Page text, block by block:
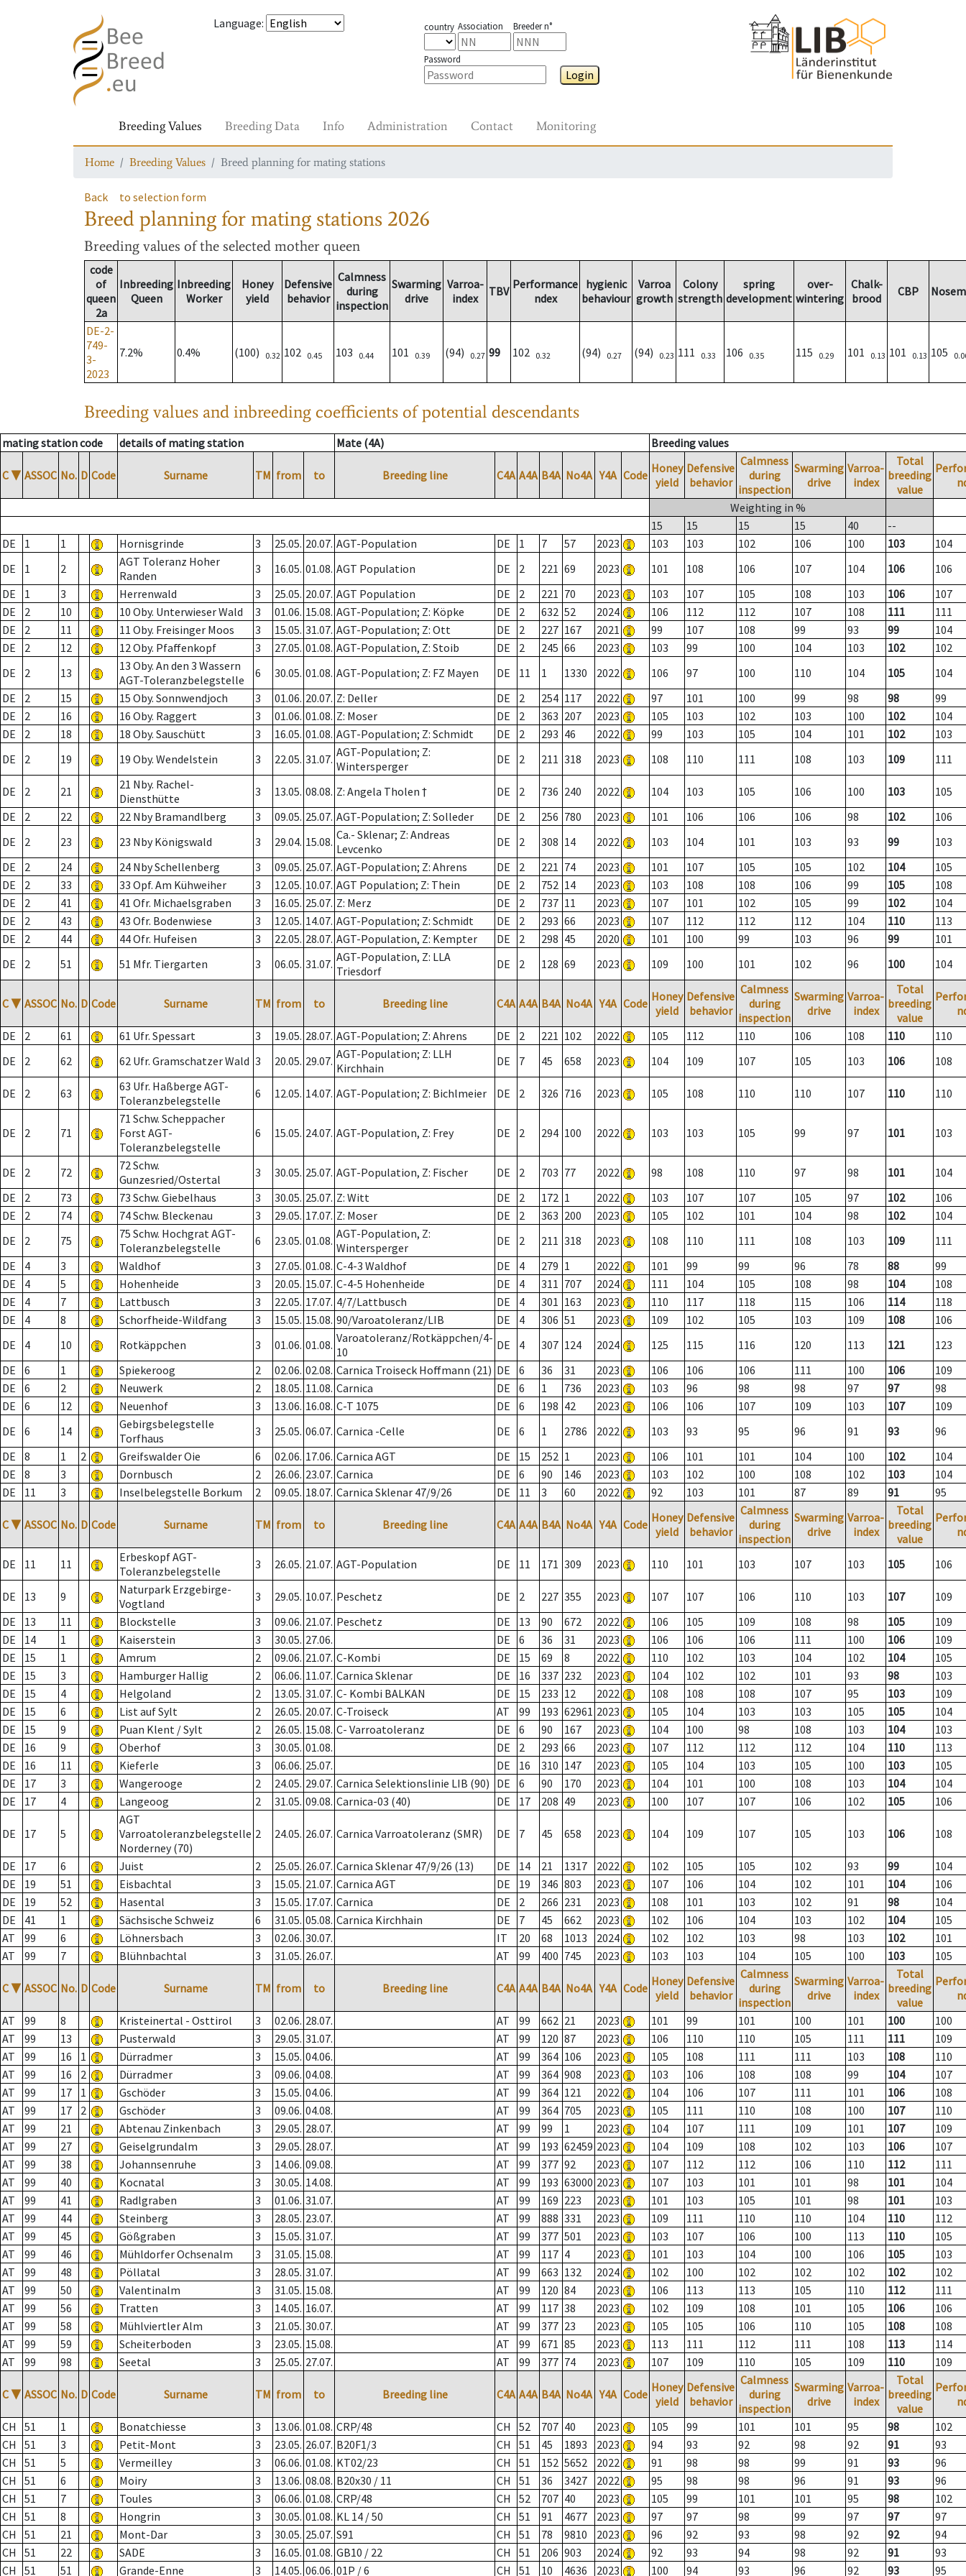
Language: country Association Breeder n°
Password
Login
Breeding Values Breeding Data Info Administration Contact Monitoring
Home Breeding Values Breed planning for mating stations
Back to selection form
Breed planning for mating stations 2026
Breeding values of the selected mother queen
code
of
queen
2a
Inbreeding
Queen
Inbreeding
Worker
Honey
yield
Defensive
behavior
Calmness
during
inspection
Swarming
drive
Varroa-
index
TBV Performance
ndex
hygienic
behaviour
Varroa
growth
Colony
strength
spring
development
over-
wintering
Chalk-
brood
CBP
DE-2-
749-
3-
2023
7.2% 0.4% (100) 0.32 102 0.45 103 0.44 101 0.39 (94) 0.27 99 102 0.32 (94) 0.27 (94) 0.23 111 0.33 106 0.35 115 0.29 101 0.13 101 0.13 105
Breeding values and inbreeding coefficients of potential descendants
mating station code details of mating station Mate (4A) Breeding values
C ▼ ASSOC No. D Code Surname TM from to Breeding line C4A A4A B4A No4A Y4A Code Honey
yield
Defensive
behavior
Calmness
during
inspection
Swarming
drive
Varroa-
index
Total
breeding
value
Weighting in %
15
15 15 15 40
--
DE
1 1 Hornisgrinde 3 25.05. 20.07. AGT-Population DE 1 7 57 2023 103 103 102 106 100 103
104
DE
1 2
AGT Toleranz Hoher
Randen
3 16.05. 01.08. AGT Population DE 2 221 69 2023 101 108 106 107 104 106
106
DE
1 3 Herrenwald 3 25.05. 20.07. AGT Population DE 2 221 70 2023 103 107 105 108 103 106
107
DE
2 10 10 Oby. Unterwieser Wald 3 01.06. 15.08. AGT-Population; Z: Köpke DE 2 632 52 2024 106 112 112 107 108 111
111
DE
2 11 11 Oby. Freisinger Moos 3 15.05. 31.07. AGT-Population; Z: Ott DE 2 227 167 2021 99 107 108 99 93 99
104
DE
2 12 12 Oby. Pfaffenkopf 3 27.05. 01.08. AGT-Population, Z: Stoib DE 2 245 66 2023 103 99 100 104 103 102
102
DE
2 13
13 Oby. An den 3 Wassern
AGT-Toleranzbelegstelle
6 30.05. 01.08. AGT-Population; Z: FZ Mayen DE 11 1 1330 2022 106 97 100 110 104 105
104
DE
2 15 15 Oby. Sonnwendjoch 3 01.06. 20.07. Z: Deller DE 2 254 117 2022 97 101 100 99 98 98
99
DE
2 16 16 Oby. Raggert 3 01.06. 01.08. Z: Moser DE 2 363 207 2023 105 103 102 103 100 102
104
DE
2 18 18 Oby. Sauschütt 3 16.05. 01.08. AGT-Population; Z: Schmidt DE 2 293 46 2022 99 103 105 104 101 102
103
DE
2 19 19 Oby. Wendelstein 3 22.05. 31.07. AGT-Population; Z:
Wintersperger
DE 2 211 318 2023 108 110 111 108 103 109 111
DE 2 21
21 Nby. Rachel-
Diensthütte
3 13.05. 08.08. Z: Angela Tholen † DE 2 736 240 2022 104 103 105 106 100 103
105
DE
2 22 22 Nby Bramandlberg 3 09.05. 25.07. AGT-Population; Z: Solleder DE 2 256 780 2023 101 106 106 106 98 102
106
DE
2 23 23 Nby Königswald 3 29.04. 15.08. Ca.- Sklenar; Z: Andreas
Levcenko
DE 2 308 14 2022 103 104 101 103 93 99
103
DE
2 24 24 Nby Schellenberg 3 09.05. 25.07. AGT-Population; Z: Ahrens DE 2 221 74 2023 101 107 105 105 102 104
105
DE
2 33 33 Opf. Am Kühweiher 3 12.05. 10.07. AGT Population; Z: Thein DE 2 752 14 2023 103 108 108 106 99 105
108
DE
2 41 41 Ofr. Michaelsgraben 3 16.05. 25.07. Z: Merz DE 2 737 11 2023 107 101 102 105 99 102
104
DE
2 43 43 Ofr. Bodenwiese 3 12.05. 14.07. AGT-Population; Z: Schmidt DE 2 293 66 2023 107 112 112 112 104 110
113
DE
2 44 44 Ofr. Hufeisen 3 22.05. 28.07. AGT-Population, Z: Kempter DE 2 298 45 2020 101 100 99 103 96 99
101
DE
2 51 51 Mfr. Tiergarten 3 06.05. 31.07. AGT-Population, Z: LLA
Triesdorf
DE 2 128 69 2023 109 100 101 102 96 100 104
C ▼ ASSOC No. D Code Surname TM from to Breeding line C4A A4A B4A No4A Y4A Code Honey
yield
Defensive
behavior
Calmness
during
inspection
Swarming
drive
Varroa-
index
Total
breeding
value
DE
2 61 61 Ufr. Spessart 3 19.05. 28.07. AGT-Population; Z: Ahrens DE 2 221 102 2022 105 112 110 106 108 110
110
DE
2 62 62 Ufr. Gramschatzer Wald 3 20.05. 29.07. AGT-Population; Z: LLH
Kirchhain
DE 7 45 658 2023 104 109 107 105 103 106 108
DE 2 63
63 Ufr. Haßberge AGT-
Toleranzbelegstelle
6 12.05. 14.07. AGT-Population; Z: Bichlmeier DE 2 326 716 2023 105 108 110 110 107 110 110
DE 2 71
71 Schw. Scheppacher
Forst AGT-
Toleranzbelegstelle
6 15.05. 24.07. AGT-Population, Z: Frey DE 2 294 100 2022 103 103 105 99 97 101 103
DE 2 72
72 Schw.
Gunzesried/Ostertal
3 30.05. 25.07. AGT-Population, Z: Fischer DE 2 703 77 2022 98 108 110 97 98 101
104
DE
2 73 73 Schw. Giebelhaus 3 30.05. 25.07. Z: Witt DE 2 172 1 2022 103 107 107 105 97 102
106
DE
2 74 74 Schw. Bleckenau 3 29.05. 17.07. Z: Moser DE 2 363 200 2023 105 102 101 104 98 102
104
DE
2 75
75 Schw. Hochgrat AGT-
Toleranzbelegstelle
6 23.05. 01.08. AGT-Population, Z:
Wintersperger
DE 2 211 318 2023 108 110 111 108 103 109
111
DE
4 3 Waldhof 3 27.05. 01.08. C-4-3 Waldhof DE 4 279 1 2022 101 99 99 96 78 88
99
DE
4 5 Hohenheide 3 20.05. 15.07. C-4-5 Hohenheide DE 4 311 707 2024 111 104 105 108 98 104
108
DE
4 7 Lattbusch 3 22.05. 17.07. 4/7/Lattbusch DE 4 301 163 2023 110 117 118 115 106 114
118
DE
4 8 Schorfheide-Wildfang 3 15.05. 15.08. 90/Varoatoleranz/LIB DE 4 306 51 2023 109 102 105 103 109 108
106
DE
4 10 Rotkäppchen 3 01.06. 01.08. Varoatoleranz/Rotkäppchen/4-
10
DE 4 307 124 2024 125 115 116 120 113 121
123
DE
6 1 Spiekeroog 2 02.06. 02.08. Carnica Troiseck Hoffmann (21) DE 6 36 31 2023 106 106 106 111 100 106
109
DE
6 2 Neuwerk 2 18.05. 11.08. Carnica DE 6 1 736 2023 103 96 98 98 97 97
98
DE
6 12 Neuenhof 3 13.06. 16.08. C-T 1075 DE 6 198 42 2023 106 106 107 109 103 107
109
DE
6 14
Gebirgsbelegstelle
Torfhaus
3 25.05. 06.07. Carnica -Celle DE 6 1 2786 2022 103 93 95 96 91 93
96
DE
8 1 2 Greifswalder Oie 6 02.06. 17.06. Carnica AGT DE 15 252 1 2023 106 101 101 104 100 102
104
DE
8 3 Dornbusch 2 26.06. 23.07. Carnica DE 6 90 146 2023 103 102 100 108 102 103
104
DE
11 3 Inselbelegstelle Borkum 2 09.05. 18.07. Carnica Sklenar 47/9/26 DE 11 3 60 2022 92 103 101 87 89 91 95
C ▼ ASSOC No. D Code Surname TM from to Breeding line C4A A4A B4A No4A Y4A Code Honey
yield
Defensive
behavior
Calmness
during
inspection
Swarming
drive
Varroa-
index
Total
breeding
value
DE 11 11
Erbeskopf AGT-
Toleranzbelegstelle
3 26.05. 21.07. AGT-Population DE 11 171 309 2023 110 101 103 107 103 105 106
DE 13 9
Naturpark Erzgebirge-
Vogtland
3 29.05. 10.07. Peschetz DE 2 227 355 2023 107 107 106 110 103 107
109
DE
13 11 Blockstelle 3 09.06. 21.07. Peschetz DE 13 90 672 2022 106 105 109 108 98 105
109
DE
14 1 Kaiserstein 3 30.05. 27.06. DE 6 36 31 2023 106 106 106 111 100 106
109
DE
15 1 Amrum 2 09.06. 21.07. C-Kombi DE 15 69 8 2022 110 102 103 104 102 104
105
DE
15 3 Hamburger Hallig 2 06.06. 11.07. Carnica Sklenar DE 16 337 232 2023 104 102 102 101 93 98
103
DE
15 4 Helgoland 2 13.05. 31.07. C- Kombi BALKAN DE 15 233 12 2022 108 108 108 107 95 103
109
DE
15 6 List auf Sylt 2 26.05. 20.07. C-Troiseck AT 99 193 62961 2023 105 104 103 103 105 105
104
DE
15 9 Puan Klent / Sylt 2 26.05. 15.08. C- Varroatoleranz DE 6 90 167 2023 104 100 98 108 103 104
103
DE
16 9 Oberhof 3 30.05. 01.08. DE 2 293 66 2023 107 112 112 112 104 110
113
DE
16 11 Kieferle 3 06.06. 25.07. DE 16 310 147 2023 105 104 103 105 100 103
105
DE
17 3 Wangerooge 2 24.05. 29.07. Carnica Selektionslinie LIB (90) DE 6 90 170 2023 104 101 100 108 103 104
104
DE
17 4 Langeoog 2 31.05. 09.08. Carnica-03 (40) DE 17 208 49 2023 100 107 107 106 102 105 106
DE 17 5
AGT
Varroatoleranzbelegstelle
Norderney (70)
2 24.05. 26.07. Carnica Varroatoleranz (SMR) DE 7 45 658 2023 104 109 107 105 103 106 108
DE 17 6 Juist 2 25.05. 26.07. Carnica Sklenar 47/9/26 (13) DE 14 21 1317 2022 102 105 105 102 93 99
104
DE
19 51 Eisbachtal 3 15.05. 21.07. Carnica AGT DE 19 346 803 2023 107 106 104 102 101 104
106
DE
19 52 Hasental 3 15.05. 17.07. Carnica DE 2 266 231 2023 108 101 103 102 91 98
104
DE
41 1 Sächsische Schweiz 6 31.05. 05.08. Carnica Kirchhain DE 7 45 662 2023 102 106 104 103 102 104
105
AT
99 6 Löhnersbach 3 02.06. 30.07. IT 20 68 1013 2024 102 102 103 98 103 102
101
AT
99 7 Blühnbachtal 3 31.05. 26.07. AT 99 400 745 2023 103 103 104 105 100 103 105
C ▼ ASSOC No. D Code Surname TM from to Breeding line C4A A4A B4A No4A Y4A Code Honey
yield
Defensive
behavior
Calmness
during
inspection
Swarming
drive
Varroa-
index
Total
breeding
value
AT
99 8 Kristeinertal - Osttirol 3 02.06. 28.07. AT 99 662 21 2023 101 99 101 100 101 100
100
AT
99 13 Pusterwald 3 29.05. 31.07. AT 99 120 87 2023 106 110 110 105 111 111
109
AT
99 16 1 Dürradmer 3 15.05. 04.06. AT 99 364 106 2023 105 108 111 111 103 108
110
AT
99 16 2 Dürradmer 3 09.06. 04.08. AT 99 364 908 2023 103 106 108 108 99 104
107
AT
99 17 1 Gschöder 3 15.05. 04.06. AT 99 364 121 2022 104 106 107 111 101 106
108
AT
99 17 2 Gschöder 3 09.06. 04.08. AT 99 364 705 2023 105 111 110 108 100 107
110
AT
99 21 Abtenau Zinkenbach 3 29.05. 28.07. AT 99 99 1 2023 104 107 111 109 101 107
109
AT
99 27 Geiselgrundalm 3 29.05. 28.07. AT 99 193 62459 2023 104 109 108 102 103 106
107
AT
99 38 Johannsenruhe 3 14.06. 09.08. AT 99 377 92 2023 107 112 112 106 110 112
111
AT
99 40 Kocnatal 3 30.05. 14.08. AT 99 193 63000 2023 107 103 101 101 98 101
104
AT
99 41 Radlgraben 3 01.06. 31.07. AT 99 169 223 2023 101 103 105 101 98 101
103
AT
99 44 Steinberg 3 28.05. 23.07. AT 99 888 331 2023 109 111 110 110 104 110
112
AT
99 45 Gößgraben 3 15.05. 31.07. AT 99 377 501 2023 103 107 106 100 113 110
105
AT
99 46 Mühldorfer Ochsenalm 3 31.05. 15.08. AT 99 117 4 2023 101 103 104 100 106 105
103
AT
99 48 Pöllatal 3 28.05. 31.07. AT 99 663 132 2024 102 100 102 102 102 102
102
AT
99 50 Valentinalm 3 31.05. 15.08. AT 99 120 84 2023 106 113 113 105 110 112
111
AT
99 56 Tratten 3 14.05. 16.07. AT 99 117 38 2023 102 109 108 101 105 106
106
AT
99 58 Mühlviertler Alm 3 21.05. 30.07. AT 99 377 23 2023 105 105 106 110 105 108
108
AT
99 59 Scheiterboden 3 23.05. 15.08. AT 99 671 85 2023 113 111 112 111 108 113
114
AT
99 98 Seetal 3 25.05. 27.07. AT 99 377 74 2023 107 109 110 105 109 110 109
C ▼ ASSOC No. D Code Surname TM from to Breeding line C4A A4A B4A No4A Y4A Code Honey
yield
Defensive
behavior
Calmness
during
inspection
Swarming
drive
Varroa-
index
Total
breeding
value
CH
51 1 Bonatchiesse 3 13.06. 01.08. CRP/48 CH 52 707 40 2023 105 99 101 101 95 98
102
CH
51 3 Petit-Mont 3 23.05. 26.07. B20F1/3 CH 51 45 1893 2023 94 93 92 98 92 91
93
CH
51 5 Vermeilley 3 06.06. 01.08. KT02/23 CH 51 152 5652 2022 91 98 98 99 91 93
96
CH
51 6 Moiry 3 13.06. 08.08. B20x30 / 11 CH 51 36 3427 2022 95 98 98 96 91 93
96
CH
51 7 Toules 3 06.06. 01.08. CRP/48 CH 52 707 40 2023 105 99 101 101 95 98
102
CH
51 8 Hongrin 3 30.05. 01.08. KL 14 / 50 CH 51 91 4677 2023 97 97 98 99 97 97
97
CH
51 21 Mont-Dar 3 30.05. 25.07. S91 CH 51 78 9810 2023 96 92 93 98 92 92
94
CH
51 22 SADE 3 16.05. 01.08. GB10 / 22 CH 51 206 903 2024 92 93 94 98 92 91
93
CH
51 51 Grande-Enne 3 14.05. 06.06. 01P / 6 CH 51 10 4636 2023 100 94 93 96 92 93 95